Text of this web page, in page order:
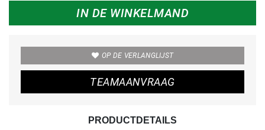
IN DE WINKELMAND
OP DE VERLANGLIJST
TEAMAANVRAAG
PRODUCTDETAILS